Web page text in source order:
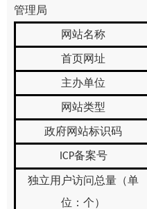
管理局
网站名称
首页网址
主办单位
网站类型
政府网站标识码
ICP备案号
独立用户访问总量（单
位：个）